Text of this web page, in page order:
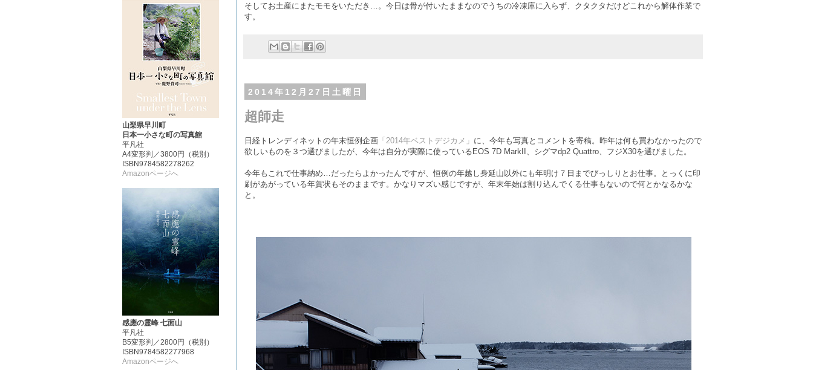
そしてお土産にまたモモをいただき…。今日は骨が付いたままなのでうちの冷凍庫に入らず、クタクタだけどこれから解体作業で
す。
2014年12月27日土曜日
超師走
日経トレンディネットの年末恒例企画 「2014年ベストデジカメ」 に、今年も写真とコメントを寄稿。昨年は何も買わなかったので
欲しいものを３つ選びましたが、今年は自分が実際に使っているEOS 7D MarkII、シグマdp2 Quattro、フジX30を選びました。
今年もこれで仕事納め…だったらよかったんですが、恒例の年越し身延山以外にも年明け７日までびっしりとお仕事。とっくに印
刷があがっている年賀状もそのままです。かなりマズい感じですが、年末年始は割り込んでくる仕事もないので何とかなるかな
と。
山梨県早川町
日本一小さな町の写真館
平凡社
A4変形判／3800円（税別）
ISBN9784582278262
Amazonページへ
感應の霊峰 七面山
平凡社
B5変形判／2800円（税別）
ISBN9784582277968
Amazonページへ